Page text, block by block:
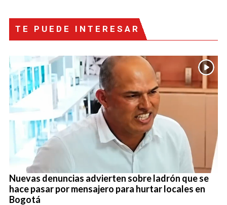
TE PUEDE INTERESAR
Nuevas denuncias advierten sobre ladrón que se
hace pasar por mensajero para hurtar locales en
Bogotá